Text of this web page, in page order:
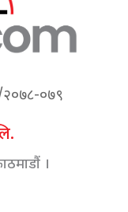
२०७८-०७९
।